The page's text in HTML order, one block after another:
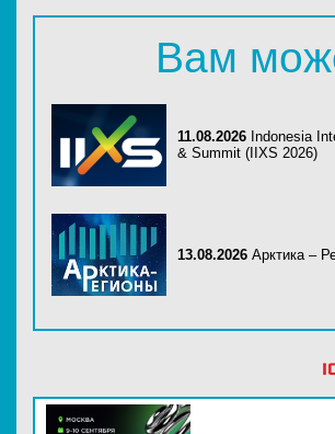
Вам
11.08.2026 Indonesia
& Summit (IIXS 2026)
13.08.2026 Арктика –